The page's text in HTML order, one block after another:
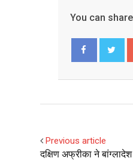
You can
Previous article
दक्षिण अफ्रीका ने